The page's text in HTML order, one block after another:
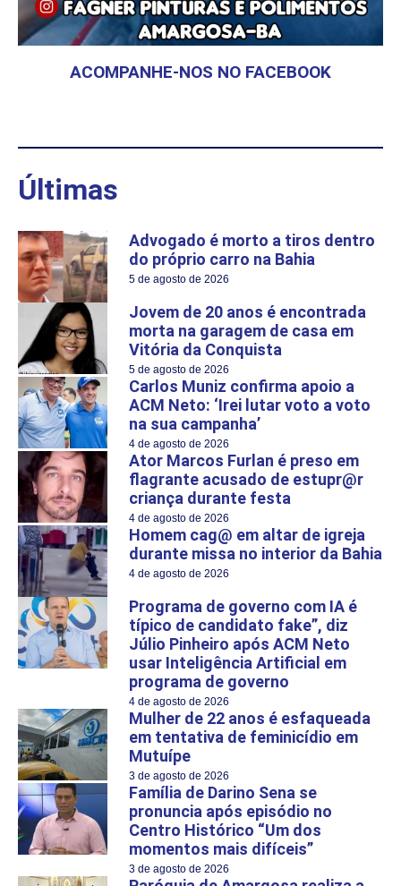
ACOMPANHE-NOS NO FACEBOOK
Últimas
Advogado é morto a tiros dentro
do próprio carro na Bahia
5 de agosto de 2026
Jovem de 20 anos é encontrada
morta na garagem de casa em
Vitória da Conquista
5 de agosto de 2026
Carlos Muniz confirma apoio a
ACM Neto: ‘Irei lutar voto a voto
na sua campanha’
4 de agosto de 2026
Ator Marcos Furlan é preso em
flagrante acusado de estupr@r
criança durante festa
4 de agosto de 2026
Homem cag@ em altar de igreja
durante missa no interior da Bahia
4 de agosto de 2026
Programa de governo com IA é
típico de candidato fake”, diz
Júlio Pinheiro após ACM Neto
usar Inteligência Artificial em
programa de governo
4 de agosto de 2026
Mulher de 22 anos é esfaqueada
em tentativa de feminicídio em
Mutuípe
3 de agosto de 2026
Família de Darino Sena se
pronuncia após episódio no
Centro Histórico “Um dos
momentos mais difíceis”
3 de agosto de 2026